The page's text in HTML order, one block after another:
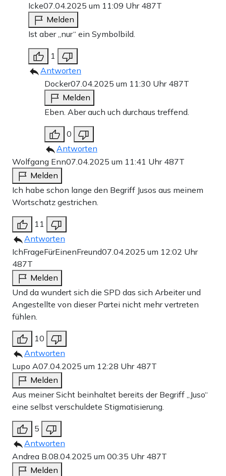
Icke07.04.2025 um 11:09 Uhr 487T
Melden
Ist aber „nur“ ein Symbolbild.
1
Antworten
Docker07.04.2025 um 11:30 Uhr 487T
Melden
Eben. Aber auch uch durchaus treffend.
0
Antworten
Wolfgang Enn07.04.2025 um 11:41 Uhr 487T
Melden
Ich habe schon lange den Begriff Jusos aus meinem
Wortschatz gestrichen.
11
Antworten
IchFrageFürEinenFreund07.04.2025 um 12:02 Uhr
487T
Melden
Und da wundert sich die SPD das sich Arbeiter und
Angestellte von dieser Partei nicht mehr vertreten
fühlen.
10
Antworten
Lupo A07.04.2025 um 12:28 Uhr 487T
Melden
Aus meiner Sicht beinhaltet bereits der Begriff „Juso“
eine selbst verschuldete Stigmatisierung.
5
Antworten
Andrea B.08.04.2025 um 00:35 Uhr 487T
Melden